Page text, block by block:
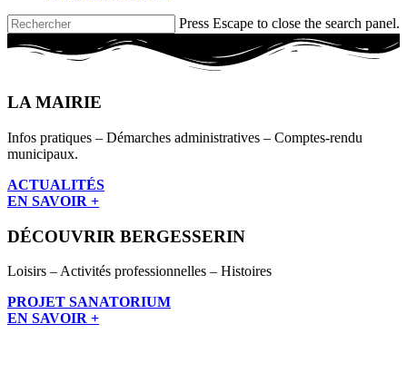
Press Escape to close the search panel.
LA MAIRIE
Infos pratiques – Démarches administratives – Comptes-rendu
municipaux.
ACTUALITÉS
EN SAVOIR +
DÉCOUVRIR BERGESSERIN
Loisirs – Activités professionnelles – Histoires
PROJET SANATORIUM
EN SAVOIR +